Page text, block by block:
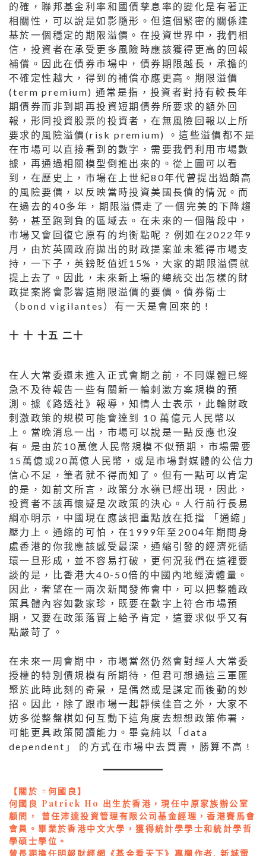
的確，聯邦基金利率和國債孳息率的變化是有著正
相關性，可以說是如影隨形。但這個緊密的關係建
基於一個穩定的期限溢價。在投資世界中，我們相
信，投資者在承受更多風險時應該獲得更高的回報
補償。因此在債券市場中，債券期限越長，承擔的
不確定性越大，得到的補償亦應更高。期限溢價
(term premium) 通常是指，投資者對持有較長年
期債券而非到期再投資短期債券所要求的額外回
報，形同投資股票的投資者，在無風險回報以上所
要求的風險溢價(risk premium) 。這些溢價都不是
在市場可以直接看到的數字，需要我們利用市場數
據，再通過相關模型倒推出來的。從上圖可以看
到，在歷史上，市場在上世紀80年代曾提出過頗高
的風險要價，以反映當時投資美國長債的情況。而
在過去的40多年，期限溢價走了一個完美的下降趨
勢，甚至跑到負的區域去。在未來的一個階段中，
市場又會回復它原有的均衡點呢 ? 例如在2022年9
月，由於英國政府拋出的財政提案並未獲得市場支
持，一下子，英鎊貶值近15%，大家的期限溢價就
提上去了。因此，未來新上場的總統交出怎樣的財
政提案將會影響這期限溢價的要價。債券衛士
（bond vigilantes）有一天是會回來的 !
十 十 十五 二十
在人大常委還未進入正式會期之前，不同媒體已經
急不及待報告一些有關新一輪刺激方案規模的預
測。據《路透社》報導，知情人士表示，此輪財政
刺激政策的規模可能會達到 10 萬億元人民幣以
上。當晚消息一出，市場可以說是一點反應也沒
有。是由於10萬億人民幣規模不似預期，市場需要
15萬億或20萬億人民幣，或是市場對媒體的公信力
信心不足，筆者就不得而知了。但有一點可以肯定
的是，如前文所言，政策分水嶺已經出現，因此，
投資者不該再懷疑是次政策的決心。人行前行長易
綱亦明示，中國現在應該把重點放在抵擋 「通縮」
壓力上。通縮的可怕，在1999年至2004年期間身
處香港的你我應該感受最深，通縮引發的經濟死循
環一旦形成，並不容易打破，更何況我們在這裡要
談的是，比香港大40-50倍的中國內地經濟體量。
因此，奢望在一兩次新聞發佈會中，可以把整體政
策具體內容如數家珍，既要在數字上符合市場預
期，又要在政策落實上給予肯定，這要求似乎又有
點嚴苛了。
在未來一周會期中，市場當然仍然會對經人大常委
授權的特別債規模有所期待，但君可想過這三軍匯
聚於此時此刻的奇景，是偶然或是謀定而後動的妙
招。因此，除了跟市場一起靜候佳音之外，大家不
妨多從整盤棋如何互動下這角度去想想政策佈署，
可能更具政策閱讀能力。畢竟純以「data
dependent」 的方式在市場中去買賣，勝算不高 !
【關於 #何國良】
何國良 Patrick Ho 出生於香港，現任中原家族辦公室
顧問， 曾任沛達投資管理有限公司基金經理，香港賽馬會
會員。畢業於香港中文大學，獲得統計學學士和統計學哲
學碩士學位。
曾長期擔任明報財經網《基金看天下》專欄作者, 新城電